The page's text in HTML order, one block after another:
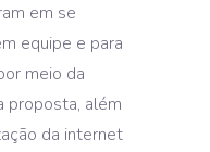
em se
equipe e para
meio da
proposta, além
da internet